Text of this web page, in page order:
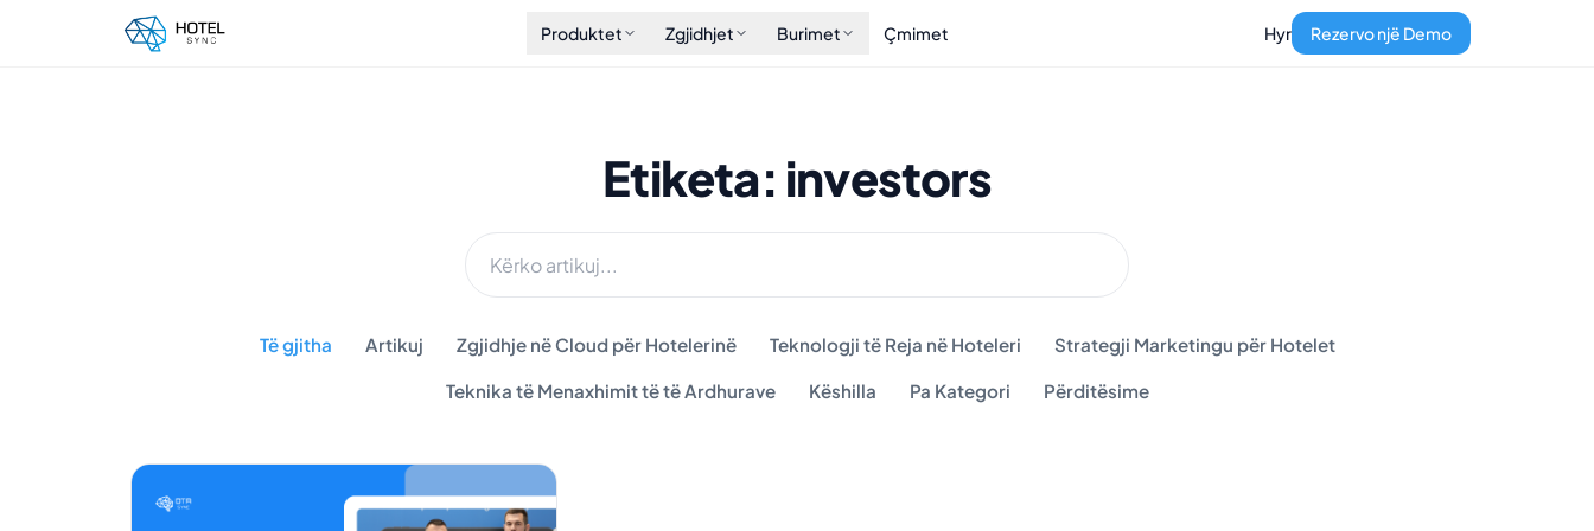
Produktet Zgjidhjet Burimet Çmimet Hyr Rezervo një Demo
Etiketa: investors
Të gjitha Artikuj Zgjidhje në Cloud për Hotelerinë Teknologji të Reja në Hoteleri Strategji Marketingu për Hotelet
Teknika të Menaxhimit të të Ardhurave Këshilla Pa Kategori Përditësime